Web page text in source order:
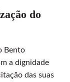
do
Bento
a dignidade
das suas